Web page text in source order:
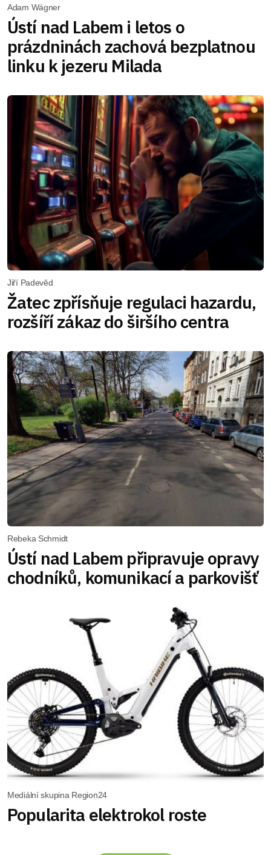
Adam Wágner
Ústí nad Labem i letos o
prázdninách zachová bezplatnou
linku k jezeru Milada
Jiří Padevěd
Žatec zpřísňuje regulaci hazardu,
rozšíří zákaz do širšího centra
Rebeka Schmidt
Ústí nad Labem připravuje opravy
chodníků, komunikací a parkovišť
Mediální skupina Region24
Popularita elektrokol roste